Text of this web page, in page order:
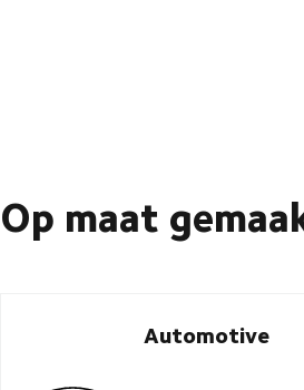
Op maat
Automotive